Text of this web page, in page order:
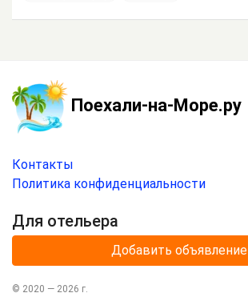
Поехали-на-Море.ру
Контакты
Политика конфиденциальности
Для отельера
Добавить объявление
© 2020 — 2026 г.